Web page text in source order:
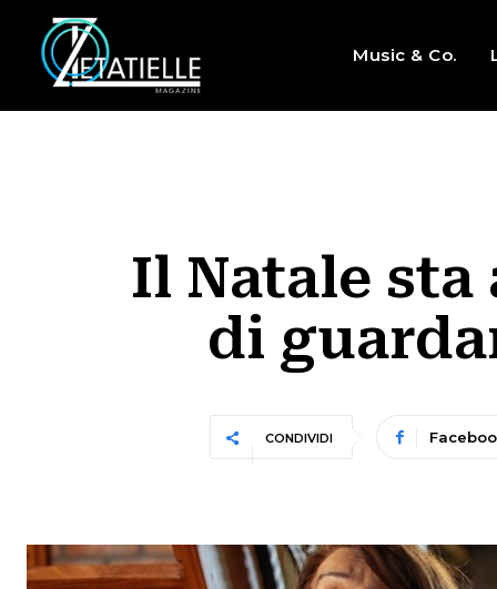
Music & Co.
Il Natale
di
CONDIVIDI